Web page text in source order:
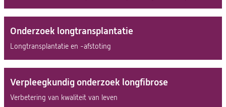
Onderzoek longtransplantatie
Longtransplantatie en -afstoting
Verpleegkundig onderzoek longfibrose
Verbetering van kwaliteit van leven